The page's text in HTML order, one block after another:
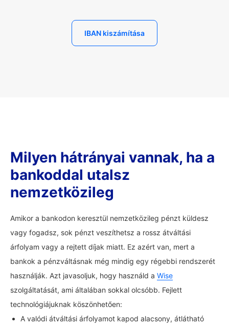
IBAN kiszámítása
Milyen hátrányai vannak, ha a
bankoddal utalsz
nemzetközileg
Amikor a bankodon keresztül nemzetközileg pénzt küldesz
vagy fogadsz, sok pénzt veszíthetsz a rossz átváltási
árfolyam vagy a rejtett díjak miatt. Ez azért van, mert a
bankok a pénzváltásnak még mindig egy régebbi rendszerét
használják. Azt javasoljuk, hogy használd a Wise
szolgáltatását, ami általában sokkal olcsóbb. Fejlett
technológiájuknak köszönhetően:
A valódi átváltási árfolyamot kapod alacsony, átlátható